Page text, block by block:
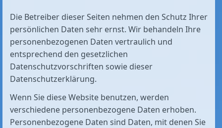
Die Betreiber dieser Seiten nehmen den Schutz Ihrer
persönlichen Daten sehr ernst. Wir behandeln Ihre
personenbezogenen Daten vertraulich und
entsprechend den gesetzlichen
Datenschutzvorschriften sowie dieser
Datenschutzerklärung.
Wenn Sie diese Website benutzen, werden
verschiedene personenbezogene Daten erhoben.
Personenbezogene Daten sind Daten, mit denen Sie